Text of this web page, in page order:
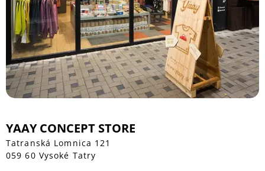
YAAY CONCEPT STORE
Tatranská Lomnica 121
059 60 Vysoké Tatry